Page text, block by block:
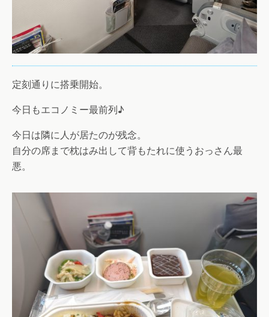
定刻通りに搭乗開始。
今日もエコノミー最前列♪
今日は隣に人が居たのが残念。
自分の席まで枕はみ出して背もたれに使うおっさん最
悪。